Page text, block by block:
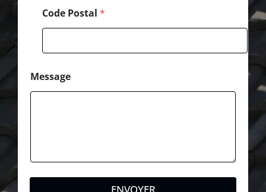
Code Postal *
Message